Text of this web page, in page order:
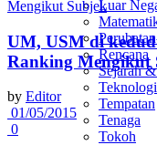
Luar
Rencana
Sejarah
Tempatan
Tenaga
Tokoh
UM, USM di
Ranking Mengikut
by Editor
01/05/2015
0